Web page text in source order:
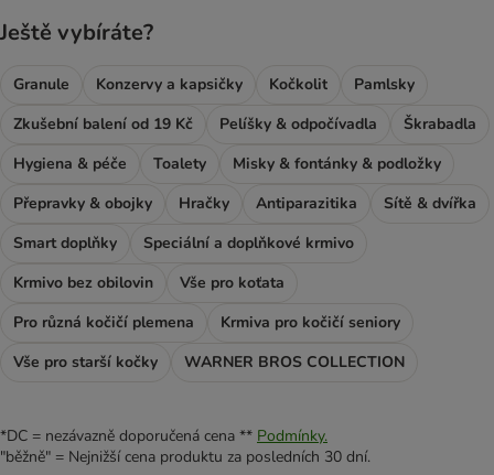
Ještě vybíráte?
Granule Konzervy a kapsičky Kočkolit
Pamlsky
Zkušební balení od 19 Kč
Pelíšky & odpočívadla
Škrabadla
Hygiena & péče
Toalety
Misky & fontánky & podložky
Přepravky & obojky
Hračky Antiparazitika
Sítě & dvířka
Smart doplňky
Speciální a doplňkové krmivo
Krmivo bez obilovin
Vše pro koťata
Pro různá kočičí plemena
Krmiva pro kočičí seniory
Vše pro starší kočky
WARNER BROS COLLECTION
*DC = nezávazně doporučená cena ** Podmínky.
"běžně" = Nejnižší cena produktu za posledních 30 dní.